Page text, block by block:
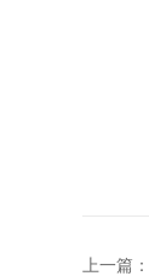
上一篇：